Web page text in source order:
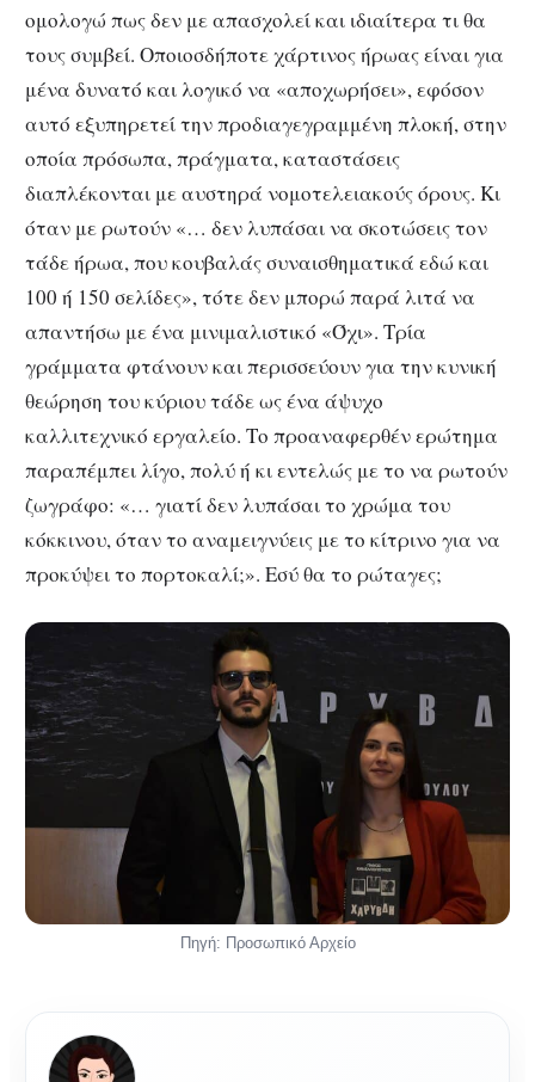
ομολογώ πως δεν με απασχολεί και ιδιαίτερα τι θα
τους συμβεί. Οποιοσδήποτε χάρτινος ήρωας είναι για
μένα δυνατό και λογικό να «αποχωρήσει», εφόσον
αυτό εξυπηρετεί την προδιαγεγραμμένη πλοκή, στην
οποία πρόσωπα, πράγματα, καταστάσεις
διαπλέκονται με αυστηρά νομοτελειακούς όρους. Κι
όταν με ρωτούν «… δεν λυπάσαι να σκοτώσεις τον
τάδε ήρωα, που κουβαλάς συναισθηματικά εδώ και
100 ή 150 σελίδες», τότε δεν μπορώ παρά λιτά να
απαντήσω με ένα μινιμαλιστικό «Όχι». Τρία
γράμματα φτάνουν και περισσεύουν για την κυνική
θεώρηση του κύριου τάδε ως ένα άψυχο
καλλιτεχνικό εργαλείο. Το προαναφερθέν ερώτημα
παραπέμπει λίγο, πολύ ή κι εντελώς με το να ρωτούν
ζωγράφο: «… γιατί δεν λυπάσαι το χρώμα του
κόκκινου, όταν το αναμειγνύεις με το κίτρινο για να
προκύψει το πορτοκαλί;». Εσύ θα το ρώταγες;
Πηγή: Προσωπικό Αρχείο